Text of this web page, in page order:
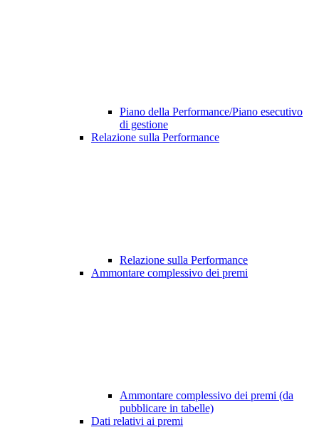
Piano della Performance/Piano esecutivo
di gestione
Relazione sulla Performance
Relazione sulla Performance
Ammontare complessivo dei premi
Ammontare complessivo dei premi (da
pubblicare in tabelle)
Dati relativi ai premi